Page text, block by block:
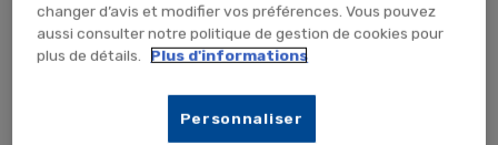
Facilite la maintenance et la réapprovisionnement
Fermeture sécurisée avec clé
Pratique : changement facile des consommables
changer d’avis et modifier vos préférences. Vous pouvez
aussi consulter notre politique de gestion de cookies pour
plus de détails.
Plus d'informations
Personnaliser